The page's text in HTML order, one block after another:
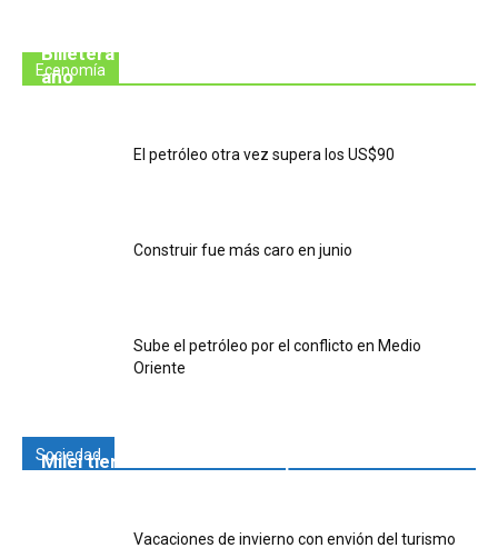
Economía
Billetera flaca: la morosidad se triplicó en un
año
El petróleo otra vez supera los US$90
Construir fue más caro en junio
Sube el petróleo por el conflicto en Medio
Oriente
Sociedad
Milei tiene candidato a vice para las elecciones
Vacaciones de invierno con envión del turismo